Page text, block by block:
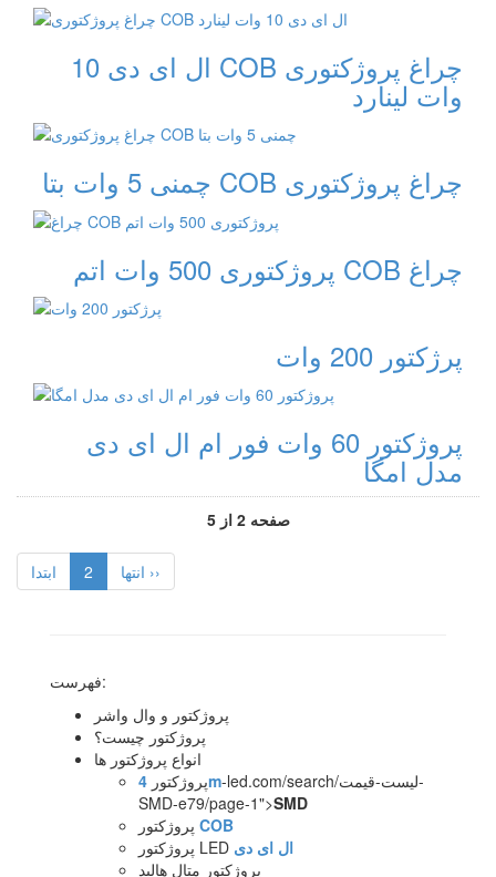
چراغ پروژکتوری COB ال ای دی 10
وات لینارد
چراغ پروژکتوری COB چمنی 5 وات بتا
چراغ COB پروژکتوری 500 وات اتم
پرژکتور 200 وات
پروژکتور 60 وات فور ام ال ای دی
مدل امگا
صفحه 2 از 5
ابتدا 2 انتها ››
فهرست:
پروژکتور و وال واشر
پروژکتور چیست؟
انواع پروژکتور ها
پروژکتور4m-led.com/search/لیست-قیمت-
SMD-e79/page-1">SMD
COB
پروژکتور LED ال ای دی
پروژکتور متال هالید